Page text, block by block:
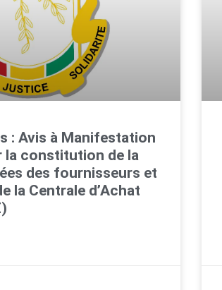
: Avis à Manifestation
la constitution de la
des fournisseurs et
la Centrale d’Achat